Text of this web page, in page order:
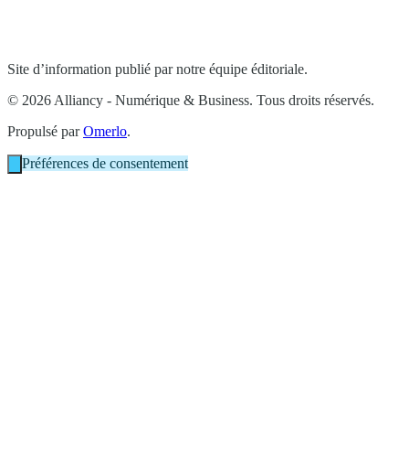
Site d’information publié par notre équipe éditoriale.
© 2026 Alliancy - Numérique & Business. Tous droits réservés.
Propulsé parOmerlo.
Préférences de consentement